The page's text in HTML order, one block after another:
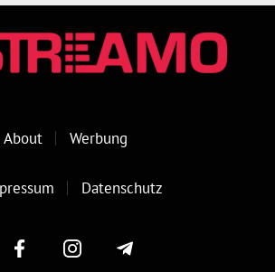
About Werbung
Datenschutz